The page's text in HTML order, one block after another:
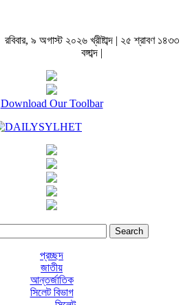
রবিবার, ৯ অগাস্ট ২০২৬ খ্রীষ্টাব্দ | ২৫ শ্রাবণ ১৪৩৩
বঙ্গাব্দ |
Download Our Toolbar
প্রচ্ছদ
জাতীয়
আন্তর্জাতিক
সিলেট বিভাগ